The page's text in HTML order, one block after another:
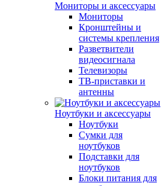
Мониторы и аксессуары
Мониторы
Кронштейны и
системы крепления
Разветвители
видеосигнала
Телевизоры
ТВ-приставки и
антенны
Ноутбуки и аксессуары
Ноутбуки
Сумки для
ноутбуков
Подставки для
ноутбуков
Блоки питания для